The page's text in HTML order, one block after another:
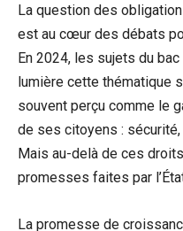
La question des
est au cœur des débats
En 2024, les sujets du
lumière cette thématique
souvent perçu comme le
de ses citoyens : sécurité,
Mais au-delà de ces
promesses faites par
La promesse de